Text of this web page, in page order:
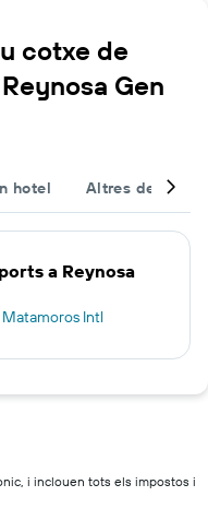
cotxe de
Gen
hotel Altres
a Reynosa
Intl
i inclouen tots els impostos i